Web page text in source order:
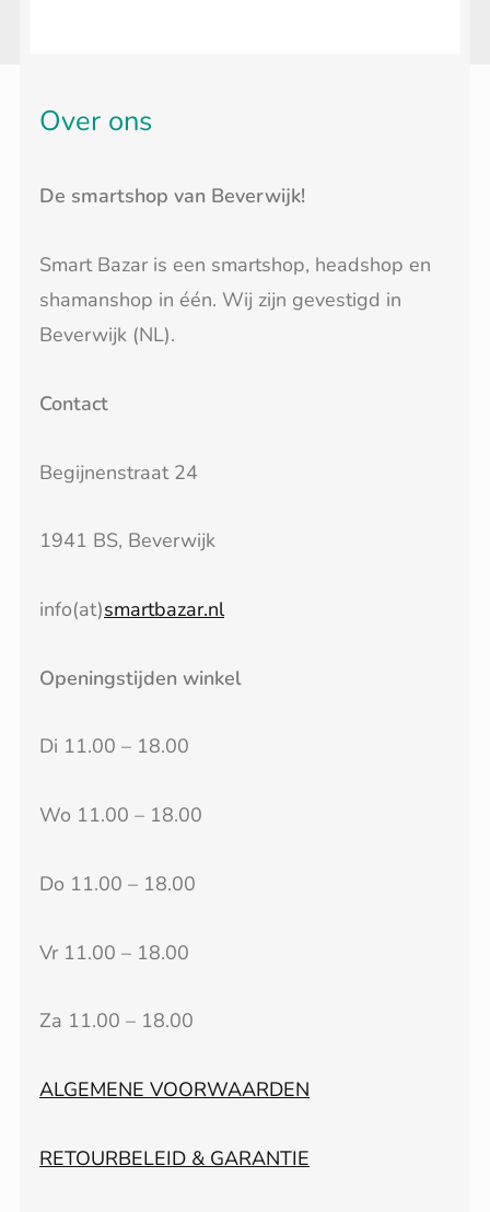
Over ons
De smartshop van Beverwijk!
Smart Bazar is een smartshop, headshop en
shamanshop in één. Wij zijn gevestigd in
Beverwijk (NL).
Contact
Begijnenstraat 24
1941 BS, Beverwijk
info(at)smartbazar.nl
Openingstijden winkel
Di 11.00 – 18.00
Wo 11.00 – 18.00
Do 11.00 – 18.00
Vr 11.00 – 18.00
Za 11.00 – 18.00
ALGEMENE VOORWAARDEN
RETOURBELEID & GARANTIE